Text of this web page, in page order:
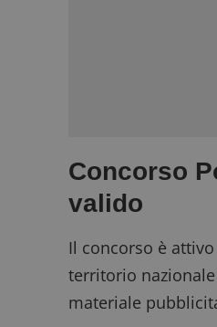
Concorso
valido
Il concorso è attivo
territorio
materiale